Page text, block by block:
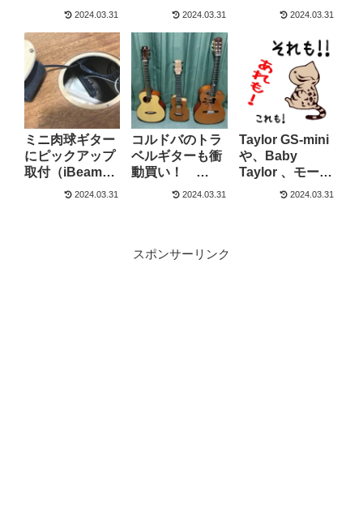
ートギター2024.03.31
トランスピック
ました。
2024.03.31 2024.03.31
ミニ肉球ギター
にピックアップ
取付（iBeam
Active）2024.03.31
コルドバのトラ
ベルギターも衝
動買い！
Cordoba mini
2024.03.31
Taylor GS-mini
や、Baby
Taylor 、モーリ
スのSA-40を試
2024.03.31
スポンサーリンク